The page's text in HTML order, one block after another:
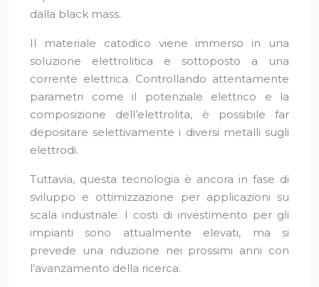
dalla black mass.
Il materiale catodico viene immerso in una
soluzione elettrolitica e sottoposto a una
corrente elettrica. Controllando attentamente
parametri come il potenziale elettrico e la
composizione dell’elettrolita, è possibile far
depositare selettivamente i diversi metalli sugli
elettrodi.
Tuttavia, questa tecnologia è ancora in fase di
sviluppo e ottimizzazione per applicazioni su
scala industriale. I costi di investimento per gli
impianti sono attualmente elevati, ma si
prevede una riduzione nei prossimi anni con
l’avanzamento della ricerca.